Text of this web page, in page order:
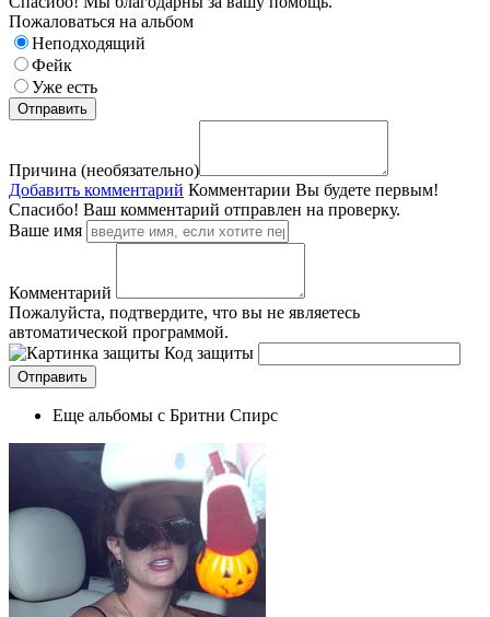
Пожаловаться на альбом
Неподходящий
Фейк
Уже есть
Причина (необязательно)
Добавить комментарий Комментарии Вы будете первым!
Спасибо! Ваш комментарий отправлен на проверку.
Ваше имя
Комментарий
Пожалуйста, подтвердите, что вы не являетесь
автоматической программой.
Код защиты
Еще альбомы с Бритни Спирс